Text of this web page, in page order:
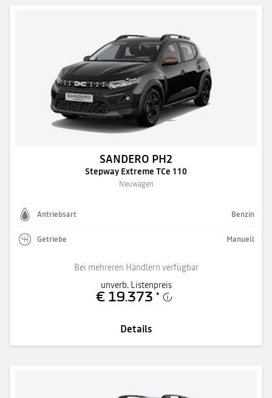
SANDERO PH2
Stepway Extreme TCe 110
Neuwagen
Antriebsart Benzin
Getriebe Manuell
Bei mehreren Händlern verfügbar
unverb. Listenpreis
€ 19.373 *
Details